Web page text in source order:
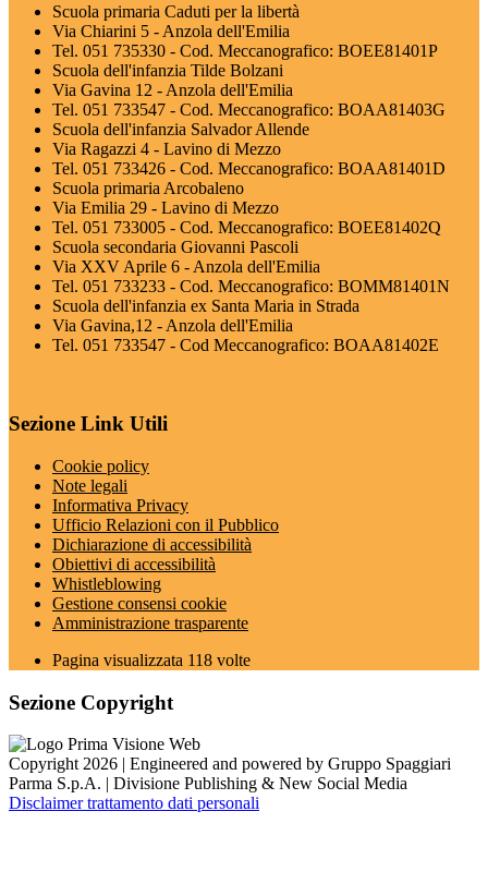
Scuola primaria Caduti per la libertà
Via Chiarini 5 - Anzola dell'Emilia
Tel. 051 735330 - Cod. Meccanografico: BOEE81401P
Scuola dell'infanzia Tilde Bolzani
Via Gavina 12 - Anzola dell'Emilia
Tel. 051 733547 - Cod. Meccanografico: BOAA81403G
Scuola dell'infanzia Salvador Allende
Via Ragazzi 4 - Lavino di Mezzo
Tel. 051 733426 - Cod. Meccanografico: BOAA81401D
Scuola primaria Arcobaleno
Via Emilia 29 - Lavino di Mezzo
Tel. 051 733005 - Cod. Meccanografico: BOEE81402Q
Scuola secondaria Giovanni Pascoli
Via XXV Aprile 6 - Anzola dell'Emilia
Tel. 051 733233 - Cod. Meccanografico: BOMM81401N
Scuola dell'infanzia ex Santa Maria in Strada
Via Gavina,12 - Anzola dell'Emilia
Tel. 051 733547 - Cod Meccanografico: BOAA81402E
Sezione Link Utili
Cookie policy
Note legali
Informativa Privacy
Ufficio Relazioni con il Pubblico
Dichiarazione di accessibilità
Obiettivi di accessibilità
Whistleblowing
Gestione consensi cookie
Amministrazione trasparente
Pagina visualizzata 118 volte
Sezione Copyright
Copyright 2026 | Engineered and powered by Gruppo Spaggiari
Parma S.p.A. | Divisione Publishing & New Social Media
Disclaimer trattamento dati personali